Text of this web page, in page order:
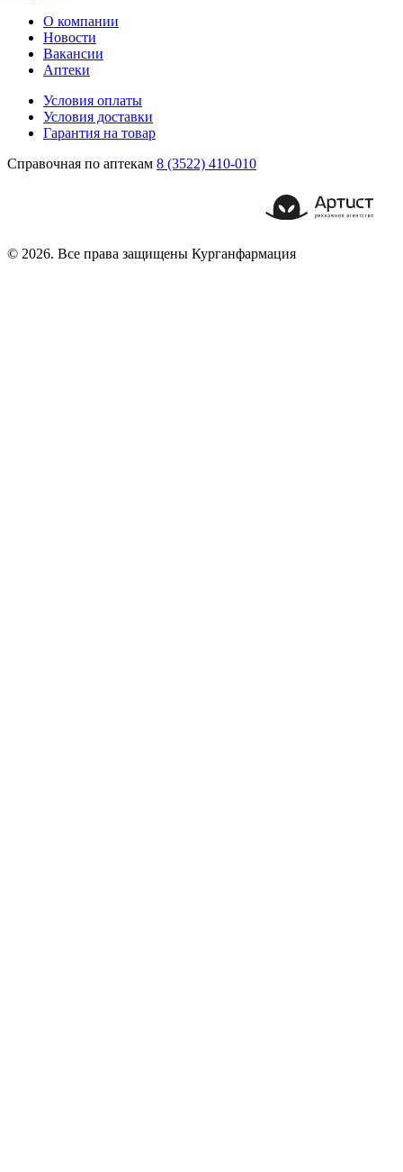
О компании
Новости
Вакансии
Аптеки
Условия оплаты
Условия доставки
Гарантия на товар
Справочная по аптекам 8 (3522) 410-010
© 2026. Все права защищены Курганфармация